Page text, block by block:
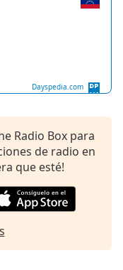
Dayspedia.com
Radio Box para
de radio en
que esté!